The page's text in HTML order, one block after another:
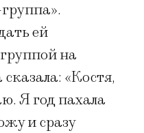
ей
на
«Костя,
Я год пахала
и сразу